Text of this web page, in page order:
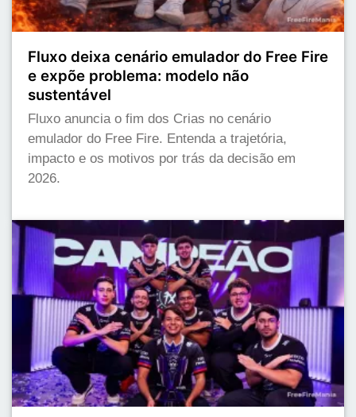
Fluxo deixa cenário emulador do Free Fire
e expõe problema: modelo não
sustentável
Fluxo anuncia o fim dos Crias no cenário
emulador do Free Fire. Entenda a trajetória,
impacto e os motivos por trás da decisão em
2026.